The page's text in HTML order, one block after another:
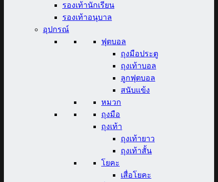
รองเท้านักเรียน
รองเท้าอนุบาล
อุปกรณ์
ฟุตบอล
ถุงมือประตู
ถุงเท้าบอล
ลูกฟุตบอล
สนับแข้ง
หมวก
ถุงมือ
ถุงเท้า
ถุงเท้ายาว
ถุงเท้าสั้น
โยคะ
เสื่อโยคะ